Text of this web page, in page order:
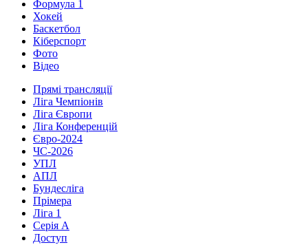
Формула 1
Хокей
Баскетбол
Кіберспорт
Фото
Відео
Прямі трансляції
Ліга Чемпіонів
Ліга Європи
Ліга Конференцій
Євро-2024
ЧС-2026
УПЛ
АПЛ
Бундесліга
Прімера
Ліга 1
Серія А
Доступ